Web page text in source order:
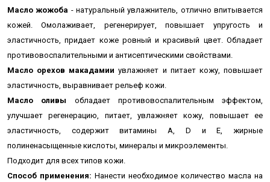
Масло жожоба - натуральный увлажнитель, отлично впитывается
кожей. Омолаживает, регенерирует, повышает упругость и
эластичность, придает коже ровный и красивый цвет. Обладает
противовоспалительными и антисептическими свойствами.
Масло орехов макадамии увлажняет и питает кожу, повышает
эластичность, выравнивает рельеф кожи.
Масло оливы обладает противовоспалительным эффектом,
улучшает регенерацию, питает, увлажняет кожу, повышает ее
эластичность, содержит витамины A, D и Е, жирные
полиненасыщенные кислоты, минералы и микроэлементы.
Подходит для всех типов кожи.
Способ применения: Нанести необходимое количество масла на